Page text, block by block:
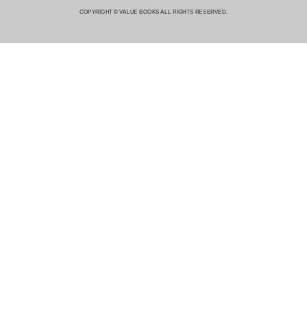
COPYRIGHT © VALUE BOOKS ALL RIGHTS RESERVED.